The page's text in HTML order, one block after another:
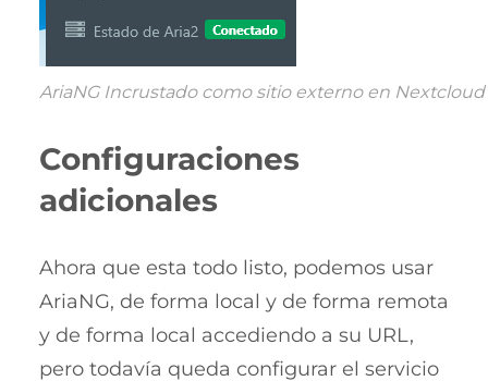
AriaNG Incrustado como sitio externo en Nextcloud
Configuraciones
adicionales
Ahora que esta todo listo, podemos usar
AriaNG, de forma local y de forma remota
y de forma local accediendo a su URL,
pero todavía queda configurar el servicio